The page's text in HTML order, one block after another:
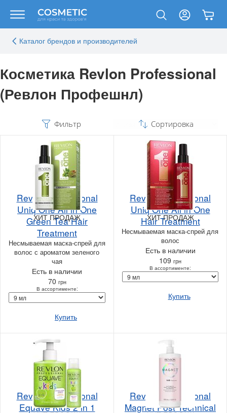
Каталог брендов и производителей
Косметика Revlon Professional
(Ревлон Профешнл)
Фильтр Сортировка
ХИТ ПРОДАЖ
Revlon Professional
Uniq One All in One
Green Tea Hair
Treatment
Несмываемая маска-спрей для
волос с ароматом зеленого
чая
Есть в наличии
70 грн
В ассортименте:
Купить
ХИТ ПРОДАЖ
Revlon Professional
Uniq One All in One
Hair Treatment
Несмываемая маска-спрей для
волос
Есть в наличии
109 грн
В ассортименте:
Купить
Revlon Professional
Equave Kids 2 in 1
Revlon Professional
Magnet Post Technical